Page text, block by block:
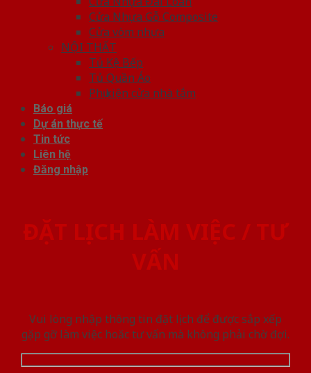
Cửa Nhựa Gỗ Composite
Cửa vòm nhựa
NỘI THẤT
Tủ Kệ Bếp
Tủ Quần Áo
Phụ kiện cửa nhà tắm
Báo giá
Dự án thực tế
Tin tức
Liên hệ
Đăng nhập
ĐẶT LỊCH LÀM VIỆC / TƯ
VẤN
Vui lòng nhập thông tin đặt lịch để được sắp xếp
gặp gỡ làm việc hoăc tư vấn mà không phải chờ đợi.